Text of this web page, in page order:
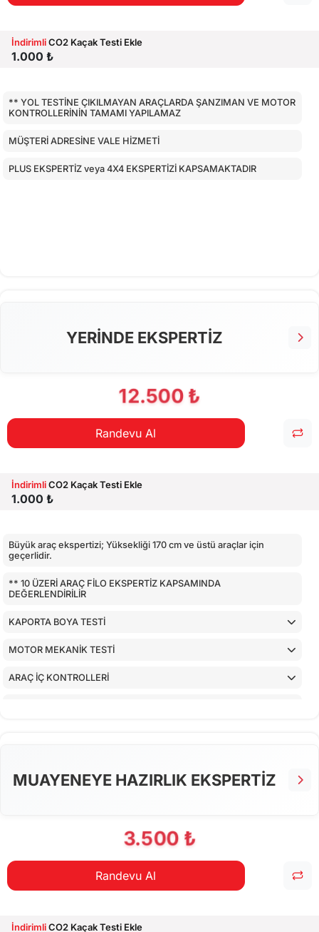
İndirimliCO2 Kaçak Testi Ekle
1.000 ₺
** YOL TESTİNE ÇIKILMAYAN ARAÇLARDA ŞANZIMAN VE MOTOR
KONTROLLERİNİN TAMAMI YAPILAMAZ
MÜŞTERİ ADRESİNE VALE HİZMETİ
PLUS EKSPERTİZ veya 4X4 EKSPERTİZİ KAPSAMAKTADIR
YERİNDE EKSPERTİZ
12.500 ₺
Randevu Al
İndirimliCO2 Kaçak Testi Ekle
1.000 ₺
Büyük araç ekspertizi; Yüksekliği 170 cm ve üstü araçlar için
geçerlidir.
** 10 ÜZERİ ARAÇ FİLO EKSPERTİZ KAPSAMINDA
DEĞERLENDİRİLİR
KAPORTA BOYA TESTİ
MOTOR MEKANİK TESTİ
ARAÇ İÇ KONTROLLERİ
MUAYENEYE HAZIRLIK EKSPERTİZ
3.500 ₺
Randevu Al
İndirimliCO2 Kaçak Testi Ekle